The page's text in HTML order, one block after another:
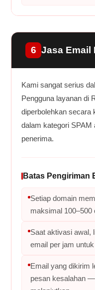
6 Jasa Email
Kami sangat serius
Pengguna layanan di
diperbolehkan secara
dalam kategori SPAM
penerima.
Batas Pengiriman
Setiap domain
maksimal 100–500
Saat aktivasi awal,
email per jam
Email yang dikirim
pesan kesalahan